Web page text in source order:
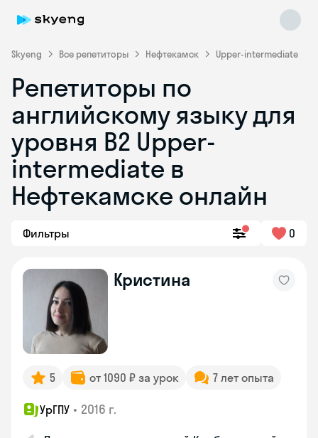
Skyeng Все репетиторы Нефтекамск Upper-intermediate
Репетиторы по
английскому языку для
уровня B2 Upper-
intermediate в
Нефтекамске онлайн
Фильтры 0
Кристина
5 от 1090 ₽ за урок 7 лет опыта
УрГПУ • 2016 г.
Skyeng Chat
online